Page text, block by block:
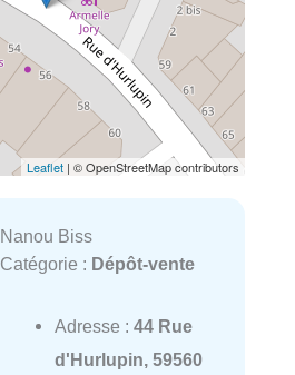
Leaflet | © OpenStreetMap contributors
Nanou Biss
Catégorie : Dépôt-vente
Adresse : 44 Rue
d'Hurlupin, 59560